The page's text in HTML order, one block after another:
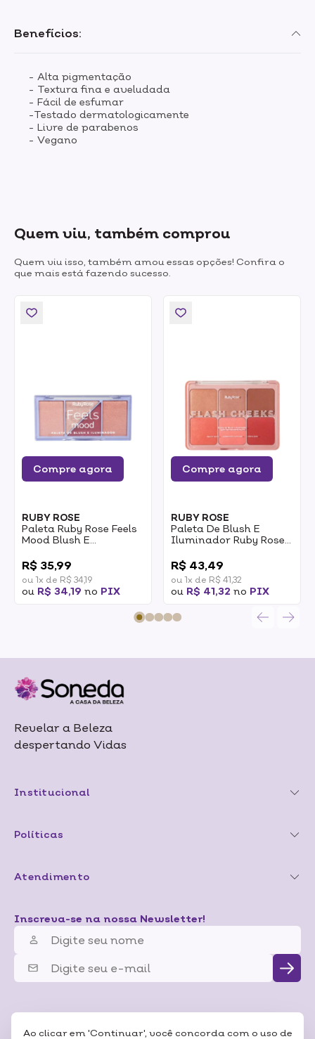
Ao clicar em 'Continuar', você concorda com o uso de
Benefícios:
- Alta pigmentação
- Textura fina e aveludada
- Fácil de esfumar
-Testado dermatologicamente
- Livre de parabenos
- Vegano
Quem viu, também comprou
Quem viu isso, também amou essas opções! Confira o
que mais está fazendo sucesso.
Compre agora
RUBY ROSE
Paleta Ruby Rose Feels
Mood Blush E
R$ 35,99
ou 1x de R$ 34,19
ou R$ 34,19 no PIX
Compre agora
RUBY ROSE
Paleta De Blush E
Iluminador Ruby Rose
38,12g
R$ 43,49
ou 1x de R$ 41,32
ou R$ 41,32 no PIX
Revelar a Beleza
despertando Vidas
Institucional
Políticas
Atendimento
Inscreva-se na nossa Newsletter!